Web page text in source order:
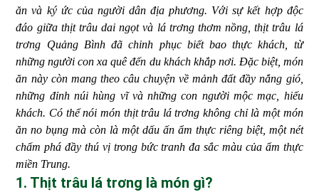
ăn và ký ức của người dân địa phương. Với sự kết hợp độc
đáo giữa thịt trâu dai ngọt và lá trơng thơm nồng, thịt trâu lá
trơng Quảng Bình đã chinh phục biết bao thực khách, từ
những người con xa quê đến du khách khắp nơi. Đặc biệt, món
ăn này còn mang theo câu chuyện về mảnh đất đầy nắng gió,
những đỉnh núi hùng vĩ và những con người mộc mạc, hiếu
khách. Có thể nói món thịt trâu lá trơng không chỉ là một món
ăn no bụng mà còn là một dấu ấn ẩm thực riêng biệt, một nét
chấm phá đầy thú vị trong bức tranh đa sắc màu của ẩm thực
miền Trung.
1. Thịt trâu lá trơng là món gì?